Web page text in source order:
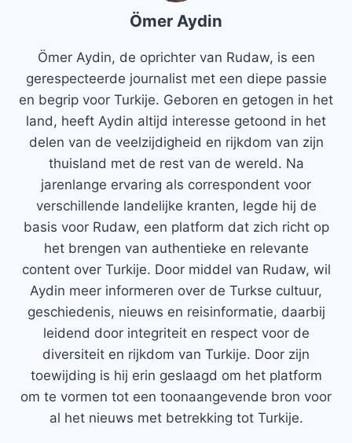
Ömer Aydin
Ömer Aydin, de oprichter van Rudaw, is een
gerespecteerde journalist met een diepe passie
en begrip voor Turkije. Geboren en getogen in het
land, heeft Aydin altijd interesse getoond in het
delen van de veelzijdigheid en rijkdom van zijn
thuisland met de rest van de wereld. Na
jarenlange ervaring als correspondent voor
verschillende landelijke kranten, legde hij de
basis voor Rudaw, een platform dat zich richt op
het brengen van authentieke en relevante
content over Turkije. Door middel van Rudaw, wil
Aydin meer informeren over de Turkse cultuur,
geschiedenis, nieuws en reisinformatie, daarbij
leidend door integriteit en respect voor de
diversiteit en rijkdom van Turkije. Door zijn
toewijding is hij erin geslaagd om het platform
om te vormen tot een toonaangevende bron voor
al het nieuws met betrekking tot Turkije.